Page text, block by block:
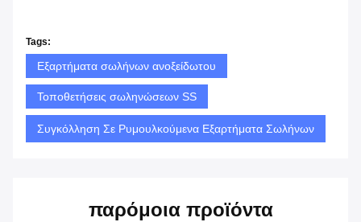
Tags:
Εξαρτήματα σωλήνων ανοξείδωτου
Τοποθετήσεις σωληνώσεων SS
Συγκόλληση Σε Ρυμουλκούμενα Εξαρτήματα Σωλήνων
παρόμοια προϊόντα